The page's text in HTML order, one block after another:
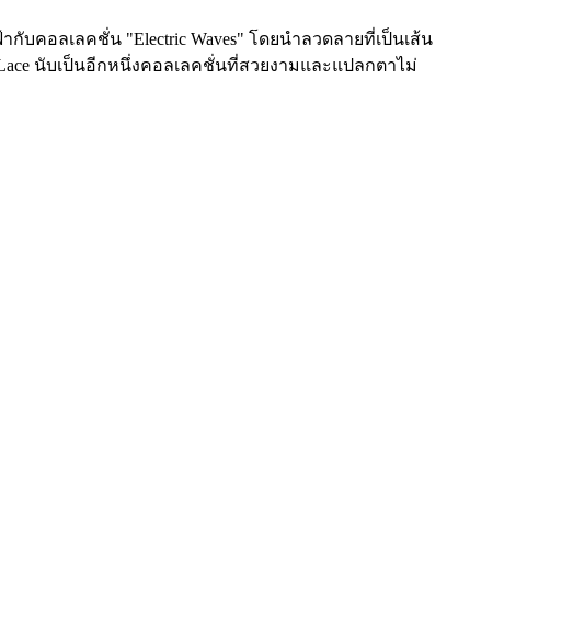
บคอลเลคชั่น "Electric Waves" โดยนำลวดลายที่เป็นเส้น
นับเป็นอีกหนึ่งคอลเลคชั่นที่สวยงามและแปลกตาไม่